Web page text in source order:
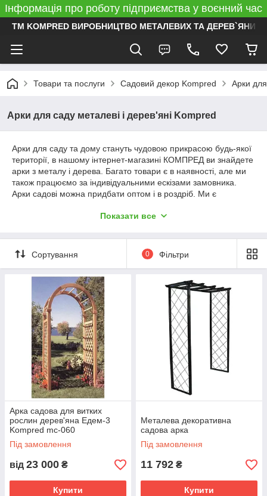
Інформація про роботу підприємства у воєнний час
ТМ KOMPRED ВИРОБНИЦТВО МЕТАЛЕВИХ ТА ДЕРЕВ`ЯНИХ
Товари та послуги Садовий декор Kompred Арки
Арки для саду металеві і дерев'яні Kompred
Арки для саду та дому стануть чудовою прикрасою будь-якої
території, в нашому інтернет-магазині КОМПРЕД ви знайдете
арки з металу і дерева. Багато товари є в наявності, але ми
також працюємо за індивідуальними ескізами замовника.
Арки садові можна придбати оптом і в роздріб. Ми є
Гарантія найкращої ціни і якості від магазину КОМПРЕД!
Показати все
Сортування 0 Фільтри
Арка садова для витких
рослин дерев'яна Едем-3
Kompred mc-060
Під замовлення
від 23 000 ₴
Купити
Металева декоративна
садова арка
Під замовлення
11 792 ₴
Купити